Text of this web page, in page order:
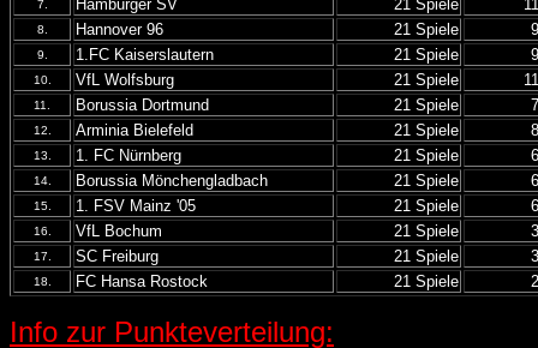
7. Hamburger SV 21 Spiele
8. Hannover 96 21 Spiele
9. 1.FC Kaiserslautern 21 Spiele
10. VfL Wolfsburg 21 Spiele
11. Borussia Dortmund 21 Spiele
12. Arminia Bielefeld 21 Spiele
13. 1. FC Nürnberg 21 Spiele
14. Borussia Mönchengladbach 21 Spiele
15. 1. FSV Mainz '05 21 Spiele
16. VfL Bochum 21 Spiele
17. SC Freiburg 21 Spiele
18. FC Hansa Rostock 21 Spiele
Info zur Punkteverteilung: